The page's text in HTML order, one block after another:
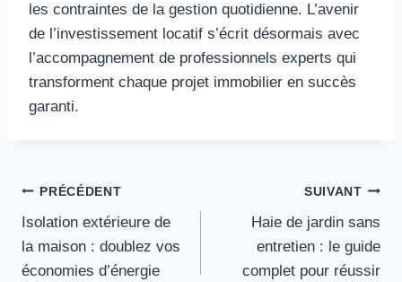
les contraintes de la gestion quotidienne. L’avenir
de l’investissement locatif s’écrit désormais avec
l’accompagnement de professionnels experts qui
transforment chaque projet immobilier en succès
garanti.
Navigation
de
l’article
PRÉCÉDENT
Isolation extérieure de
la maison : doublez vos
économies d’énergie
SUIVANT
Haie de jardin sans
entretien : le guide
complet pour réussir